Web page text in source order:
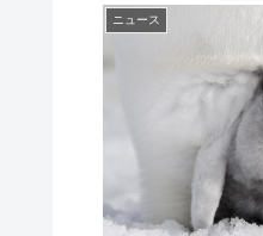
ニュース